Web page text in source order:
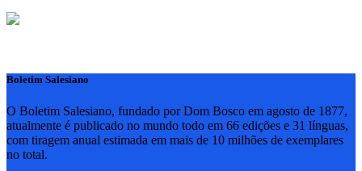
Boletim Salesiano
O Boletim Salesiano, fundado por Dom Bosco em agosto de 1877,
atualmente é publicado no mundo todo em 66 edições e 31 línguas,
com tiragem anual estimada em mais de 10 milhões de exemplares
no total.